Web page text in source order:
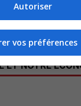
C’EST
ET NOTRE
Autoriser
vos préférences